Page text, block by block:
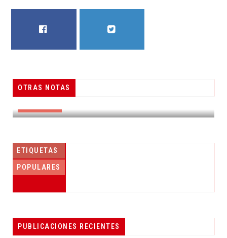
OTRAS NOTAS
PREDIO RESUELVEN DOS CASOS DE ENGAÑO
ETIQUETAS
POPULARES
PUBLICACIONES RECIENTES
CONCIENCIA
PESCADORES RECIBEN EQUIPO DE
RADIOCOMUNICACIÓN